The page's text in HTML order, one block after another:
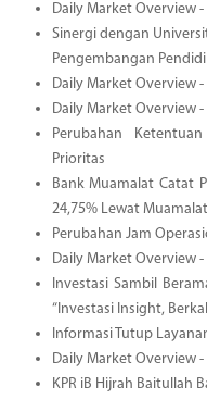
Daily Market Overview -
Sinergi dengan
Pengembangan
Daily Market Overview -
Daily Market Overview -
Perubahan
Prioritas
Bank Muamalat Catat
24,75% Lewat
Perubahan Jam
Daily Market Overview -
Investasi Sambil
“Investasi Insight,
Informasi Tutup
Daily Market Overview -
KPR iB Hijrah Baitullah